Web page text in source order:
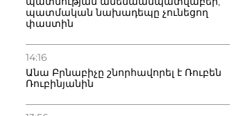
պատմական նախադեպը չունեցող
փաստին
14:16
Անա Բրնաբիչը շնորհավորել է Ռուբեն
Ռուբինյանին